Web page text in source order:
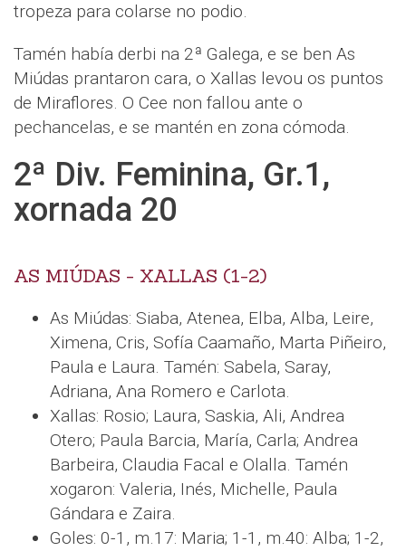
tropeza para colarse no podio.
Tamén había derbi na 2ª Galega, e se ben As
Miúdas prantaron cara, o Xallas levou os puntos
de Miraflores. O Cee non fallou ante o
pechancelas, e se mantén en zona cómoda.
2ª Div. Feminina, Gr.1,
xornada 20
AS MIÚDAS - XALLAS (1-2)
As Miúdas: Siaba, Atenea, Elba, Alba, Leire,
Ximena, Cris, Sofía Caamaño, Marta Piñeiro,
Paula e Laura. Tamén: Sabela, Saray,
Adriana, Ana Romero e Carlota.
Xallas: Rosio; Laura, Saskia, Ali, Andrea
Otero; Paula Barcia, María, Carla; Andrea
Barbeira, Claudia Facal e Olalla. Tamén
xogaron: Valeria, Inés, Michelle, Paula
Gándara e Zaira.
Goles: 0-1, m.17: Maria; 1-1, m.40: Alba; 1-2,